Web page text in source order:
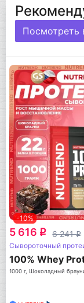
Посмотреть
-10%
5 616 q 6 241q
Сывороточный
100% Whey
1000 г, Шоколадный